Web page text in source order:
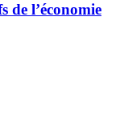
de l’économie